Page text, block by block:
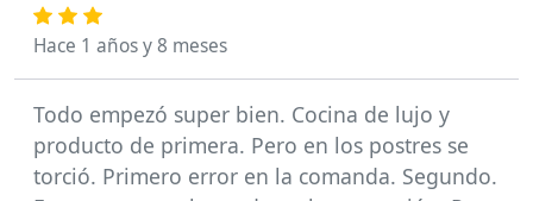
Hace 1 años y 8 meses
Todo empezó super bien. Cocina de lujo y
producto de primera. Pero en los postres se
torció. Primero error en la comanda. Segundo.